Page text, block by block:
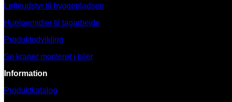
Løfteudstyr til byggepladsen
Hjælpemidler til tagarbejde
Produktudvikling
Se kraner monteret i biler
Information
Produktkatalog